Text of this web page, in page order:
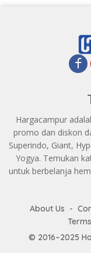
Hargacampur
promo dan diskon
Superindo, Giant,
Yogya. Temukan
untuk berbelanja
About Us
© 2016–2025